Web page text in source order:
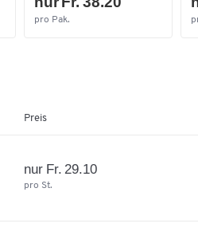
pro Pak.
Preis
nur Fr. 29.10
pro St.